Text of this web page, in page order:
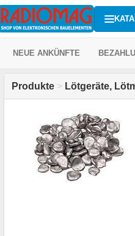
NEUE ANKÜNFTE
Produkte > Lötgeräte,